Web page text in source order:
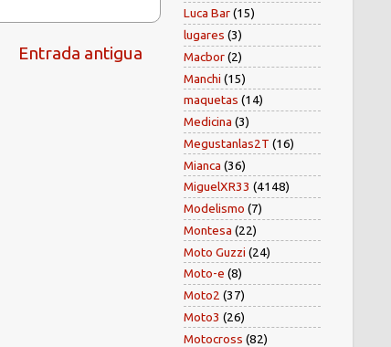
Entrada antigua
Luca Bar(15)
lugares (3)
Macbor(2)
Manchi (15)
maquetas (14)
Medicina (3)
Megustanlas2T (16)
Mianca (36)
MiguelXR33 (4148)
Modelismo (7)
Montesa (22)
Moto Guzzi (24)
Moto-e (8)
Moto2 (37)
Moto3 (26)
Motocross (82)